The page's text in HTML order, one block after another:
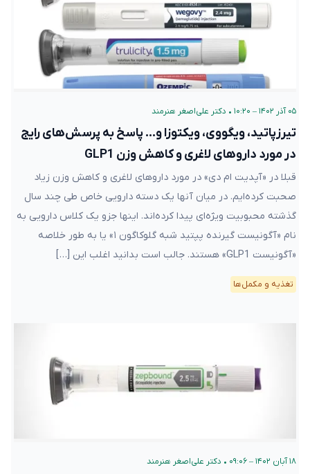
۰۵ آذر ۱۴۰۲ – ۱۰:۲۰ • دکتر علی‌اصغر هنرمند
تیرزپاتید، ویگووی، ویکتوزا و… پاسخ به پرسش‌های رایج
در مورد داروهای لاغری و کاهش وزن GLP1
قبلا در «آپدیت ام دی» در مورد داروهای لاغری و کاهش وزن زیاد
صحبت کرده‌ایم. در میان آنها یک دسته دارویی خاص طی چند سال
گذشته محبوبیت ویژه‌ای پیدا کرده‌اند. اینها جزو یک کلاس دارویی به
نام «آگونیست گیرنده پپتید شبه گلوکاگون ۱» یا به طور خلاصه
«آگونیست GLP1» هستند. جالب است بدانید اغلب این […]
تغذیه و مکمل‌ها
۱۸ آبان ۱۴۰۲ – ۰۹:۰۶ • دکتر علی‌اصغر هنرمند